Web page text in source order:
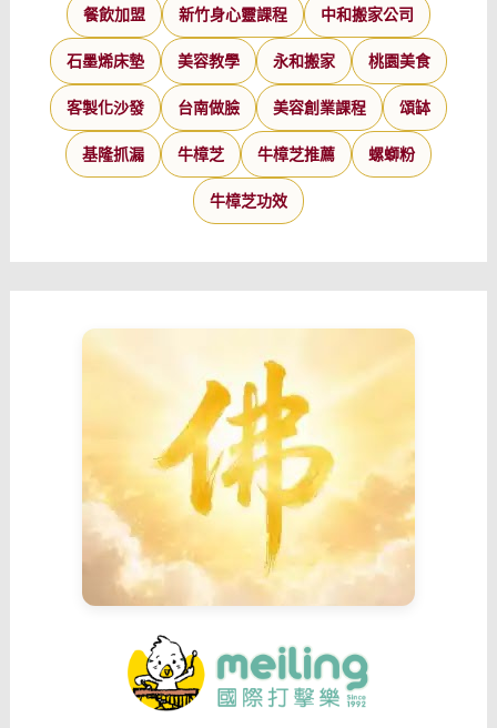
餐飲加盟 新竹身心靈課程 中和搬家公司
石墨烯床墊 美容教學 永和搬家 桃園美食
客製化沙發 台南做臉 美容創業課程 頌缽
基隆抓漏 牛樟芝 牛樟芝推薦 螺螄粉
牛樟芝功效